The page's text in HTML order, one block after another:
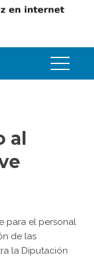
al
para el personal
de las
la Diputación